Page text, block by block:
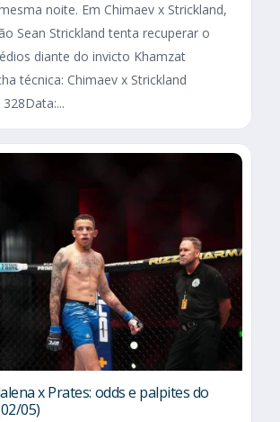
noite. Em Chimaev x Strickland,
Sean Strickland tenta recuperar o
diante do invicto Khamzat
técnica: Chimaev x Strickland
x Prates: odds e palpites do
05)